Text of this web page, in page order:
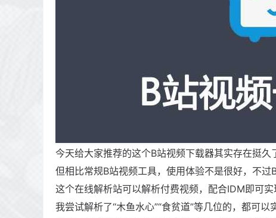
今天给大家推荐的这个B站视频下载器其实存在挺久
但相比常规B站视频工具，使用体验不是很好，不
这个在线解析站可以解析付费视频，配合IDM即可实
我尝试解析了“木鱼水心”“食贫道”等几位的，都可以